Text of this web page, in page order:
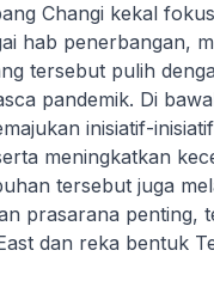
Changi kekal
hab penerbangan,
tersebut pulih
pandemik. Di
inisiatif-
meningkatkan
tersebut juga
prasarana penting,
dan reka bentuk